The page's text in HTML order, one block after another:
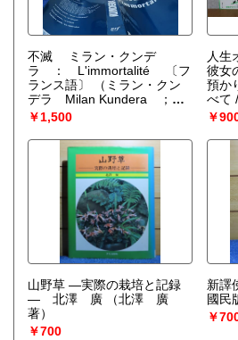
不滅 ミラン・クンデ
ラ ： L'immortalité 〔フ
ランス語〕
（ミラン・クン
デラ Milan Kundera ；
Traduit du tchèque par Eva
Bloch）
￥1,500
人生
彼女
預か
べて
/ 本
〔9
￥
山野草 ―実際の栽培と記録
― 北澤 廣
（北澤 廣
著）
￥700
新譯
國民
￥